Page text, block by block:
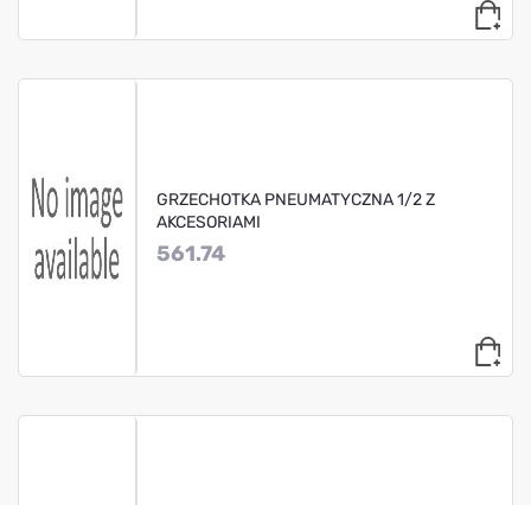
GRZECHOTKA PNEUMATYCZNA 1/2 Z
AKCESORIAMI
561.74